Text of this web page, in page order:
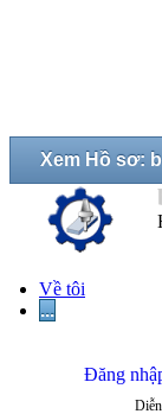
Xem Hồ sơ:
Về tôi
...
Đăng